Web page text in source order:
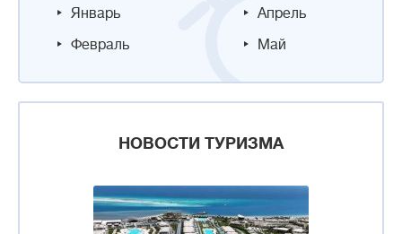
Январь
Февраль
Апрель
Май
НОВОСТИ ТУРИЗМА